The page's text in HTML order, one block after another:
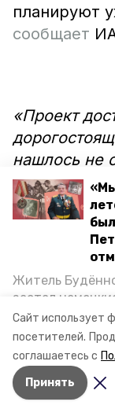
Сайт использует
посетителей.
соглашаетесь с
Принять
Житель
застал
под открытым
дом. Чем
и чем Пётр
материале
Великой
планируют
сообщает
«Проект
нашлось не
Но всё
работать и
вокруг. И
почти 500
школу,
всем
губернатор
Авторы: Ольга